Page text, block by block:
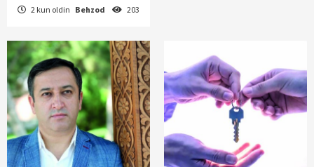
2 kun oldin Behzod 203